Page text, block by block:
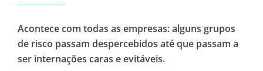
Acontece com todas as empresas: alguns grupos
de risco passam despercebidos até que passam a
ser internações caras e evitáveis.